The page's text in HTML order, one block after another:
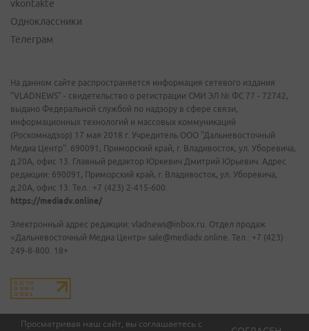
Просматривая наш сайт, вы соглашаетесь с
vkontakte
Одноклассники
Телеграм
На данном сайте распространяется информация сетевого издания
"VLADNEWS" - свидетельство о регистрации СМИ ЭЛ № ФС 77 - 72742,
выдано Федеральной службой по надзору в сфере связи,
информационных технологий и массовых коммуникаций
(Роскомнадзор) 17 мая 2018 г. Учредитель ООО "Дальневосточный
Медиа Центр". 690091, Приморский край, г. Владивосток, ул. Уборевича,
д.20А, офис 13. Главный редактор Юркевич Дмитрий Юрьевич. Адрес
редакции: 690091, Приморский край, г. Владивосток, ул. Уборевича,
д.20А, офис 13. Тел.: +7 (423) 2-415-600.
https://mediadv.online/
Электронный адрес редакции: vladnews@inbox.ru. Отдел продаж
«Дальневосточный Медиа Центр» sale@mediadv.online. Тел.: +7 (423)
249-8-800. 18+